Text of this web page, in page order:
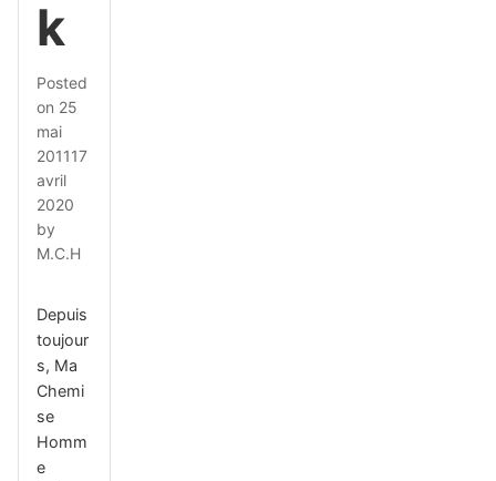
k
Posted
on 25
mai
201117
avril
2020
by
M.C.H
Depuis
toujour
s, Ma
Chemi
se
Homm
e